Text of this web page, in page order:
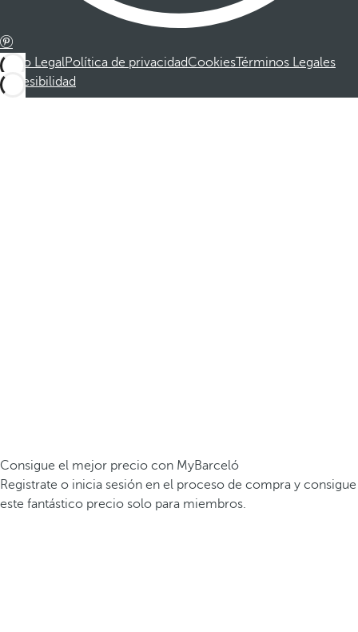
Aviso LegalPolítica de privacidadCookiesTérminos Legales
Accesibilidad
Consigue el mejor precio con MyBarceló
Registrate o inicia sesión en el proceso de compra y consigue
este fantástico precio solo para miembros.